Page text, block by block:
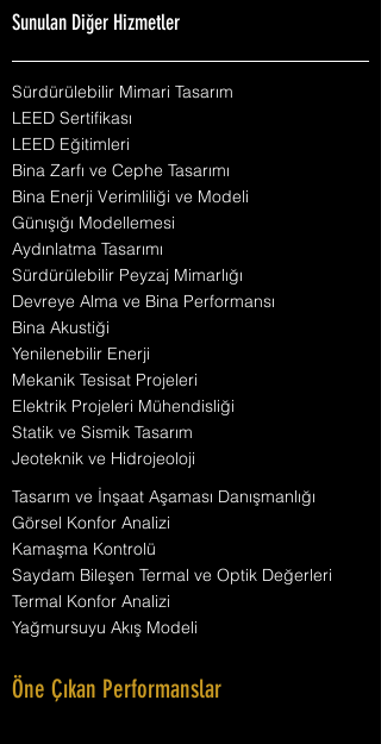
Sunulan Diğer Hizmetler
Sürdürülebilir Mimari Tasarım
LEED Sertifikası
LEED Eğitimleri
Bina Zarfı ve Cephe Tasarımı
Bina Enerji Verimliliği ve Modeli
Günışığı Modellemesi
Aydınlatma Tasarımı
Sürdürülebilir Peyzaj Mimarlığı
Devreye Alma ve Bina Performansı
Bina Akustiği
Yenilenebilir Enerji
Mekanik Tesisat Projeleri
Elektrik Projeleri Mühendisliği
Statik ve Sismik Tasarım
Jeoteknik ve Hidrojeoloji
Tasarım ve İnşaat Aşaması Danışmanlığı
Görsel Konfor Analizi
Kamaşma Kontrolü
Saydam Bileşen Termal ve Optik Değerleri
Termal Konfor Analizi
Yağmursuyu Akış Modeli
Öne Çıkan Performanslar